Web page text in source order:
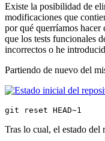
Existe la posibilidad de
modificaciones que
por qué querríamos
que los tests funcionales
incorrectos o he
Partiendo de nuevo del
git reset HEAD~1
Tras lo cual, el estado del